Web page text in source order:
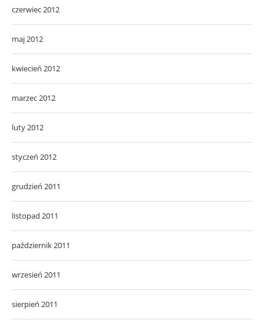
czerwiec 2012
maj 2012
kwiecień 2012
marzec 2012
luty 2012
styczeń 2012
grudzień 2011
listopad 2011
październik 2011
wrzesień 2011
sierpień 2011